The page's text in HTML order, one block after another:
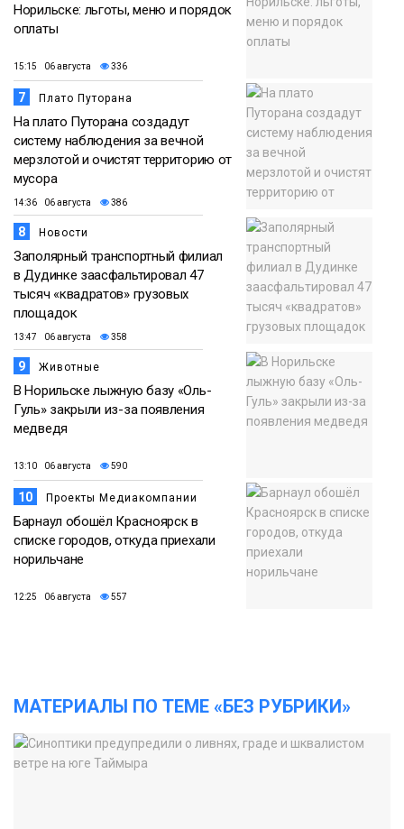
Норильске: льготы, меню и порядок
оплаты
15:15 06 августа 336
7 Плато Путорана
На плато Путорана создадут
систему наблюдения за вечной
мерзлотой и очистят территорию от
мусора
14:36 06 августа 386
8 Новости
Заполярный транспортный филиал
в Дудинке заасфальтировал 47
тысяч «квадратов» грузовых
площадок
13:47 06 августа 358
9 Животные
В Норильске лыжную базу «Оль-
Гуль» закрыли из-за появления
медведя
13:10 06 августа 590
10 Проекты Медиакомпании
Барнаул обошёл Красноярск в
списке городов, откуда приехали
норильчане
12:25 06 августа 557
МАТЕРИАЛЫ ПО ТЕМЕ «БЕЗ РУБРИКИ»